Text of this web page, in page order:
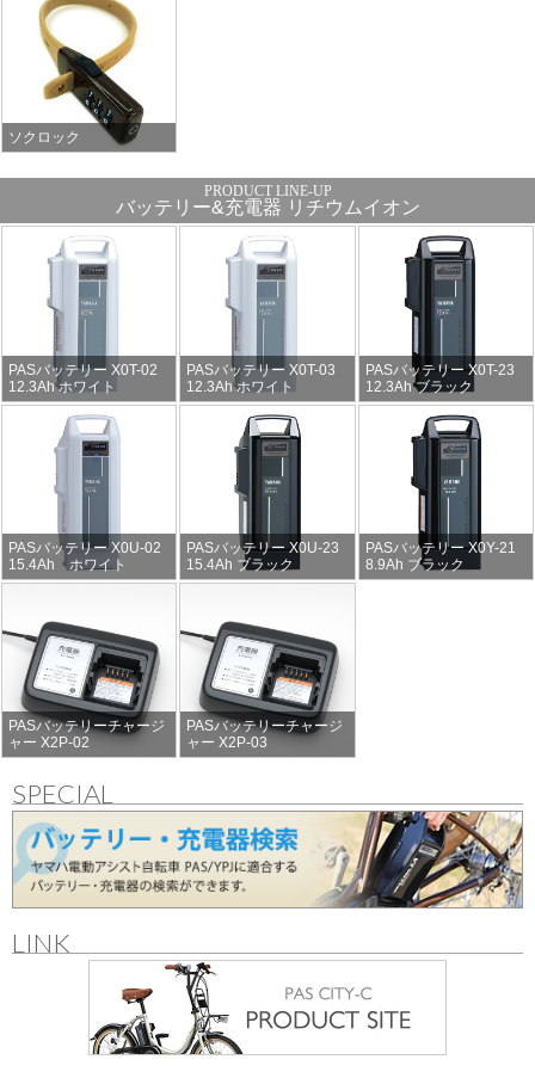
ソクロック
バッテリー&充電器 リチウムイオン
PASバッテリー X0T-02
12.3Ah ホワイト
PASバッテリー X0T-03
12.3Ah ホワイト
PASバッテリー X0T-23
12.3Ah ブラック
PASバッテリー X0U-02
15.4Ah ホワイト
PASバッテリー X0U-23
15.4Ah ブラック
PASバッテリー X0Y-21
8.9Ah ブラック
PASバッテリーチャージ
ャー X2P-02
PASバッテリーチャージ
ャー X2P-03
SPECIAL
LINK